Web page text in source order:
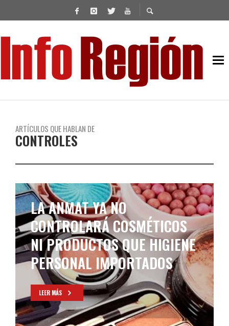
ARTÍCULOS QUE HABLAN DE
CONTROLES
INSPECCIONARÁN LOS
EDIFICIOS LINDEROS AL
HOTEL QUE SE DERRUMBÓ
EN VILLA GESELL
LEER MÁS